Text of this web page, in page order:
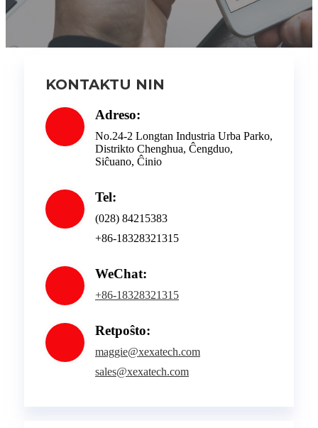
KONTAKTU NIN
Adreso:
No.24-2 Longtan Industria Urba Parko,
Distrikto Chenghua, Ĉengduo,
Siĉuano, Ĉinio
Tel:
(028) 84215383
+86-18328321315
WeChat:
+86-18328321315
Retpoŝto:
maggie@xexatech.com
sales@xexatech.com